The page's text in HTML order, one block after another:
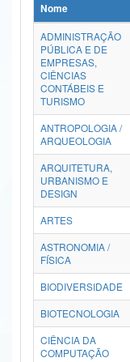
Ministério da Ciência,
Ministério do Meio Ambiente
Ministério do Turismo
Ministério do
Controladoria-Geral da União
Ministério da Mulher, da
Secretaria de Governo
Advocacia-Geral da União
Banco Central do Brasil
Nome
ADMINISTRAÇÃO
PÚBLICA E DE
EMPRESAS,
CIÊNCIAS
CONTÁBEIS E
TURISMO
ANTROPOLOGIA /
ARQUEOLOGIA
ARQUITETURA,
URBANISMO E
DESIGN
ARTES
ASTRONOMIA /
FÍSICA
BIODIVERSIDADE
BIOTECNOLOGIA
CIÊNCIA DA
COMPUTAÇÃO